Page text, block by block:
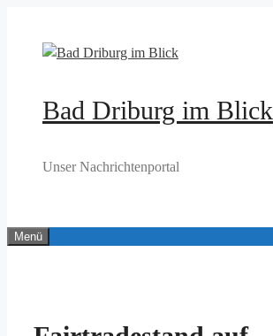
springen
Bad Driburg im Blick
Unser Nachrichtenportal
Menü